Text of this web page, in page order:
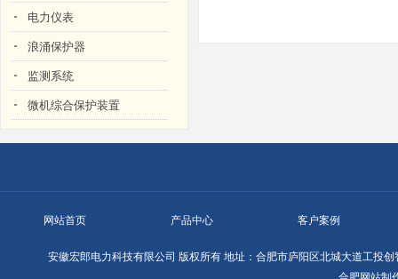
电力仪表
浪涌保护器
监测系统
微机综合保护装置
网站首页 产品中心 客户案例
安徽宏郎电力科技有限公司 版权所有 地址：合肥市庐阳区北城大道工投